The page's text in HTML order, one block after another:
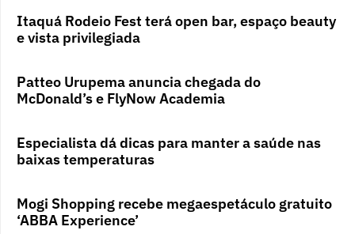
Itaquá Rodeio Fest terá open bar, espaço beauty
e vista privilegiada
Patteo Urupema anuncia chegada do
McDonald’s e FlyNow Academia
Especialista dá dicas para manter a saúde nas
baixas temperaturas
Mogi Shopping recebe megaespetáculo gratuito
‘ABBA Experience’